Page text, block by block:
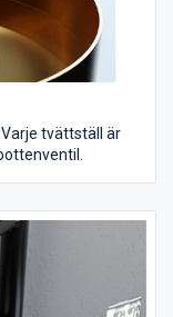
tvättställ är